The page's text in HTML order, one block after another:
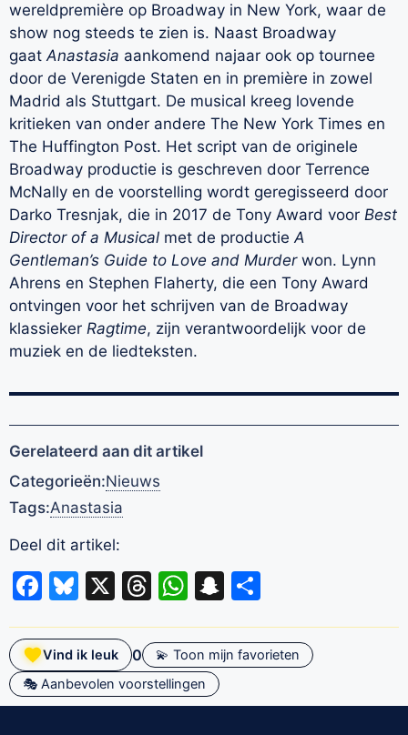
wereldpremière op Broadway in New York, waar de
show nog steeds te zien is. Naast Broadway
gaatAnastasia aankomend najaar ook op tournee
door de Verenigde Staten en in première in zowel
Madrid als Stuttgart. De musical kreeg lovende
kritieken van onder andere The New York Times en
The Huffington Post. Het script van de originele
Broadway productie is geschreven door Terrence
McNally en de voorstelling wordt geregisseerd door
Darko Tresnjak, die in 2017 de Tony Award voor Best
Director of a Musical met de productieA
Gentleman’s Guide to Love and Murder won. Lynn
Ahrens en Stephen Flaherty, die een Tony Award
ontvingen voor het schrijven van de Broadway
klassieker Ragtime, zijn verantwoordelijk voor de
muziek en de liedteksten.
Gerelateerd aan dit artikel
Categorieën:Nieuws
Tags:Anastasia
Deel dit artikel:
Facebook
Bluesky
X Threads
WhatsApp
Snapchat
Vind ik leuk 0
💫 Toon mijn favorieten
🎭 Aanbevolen voorstellingen